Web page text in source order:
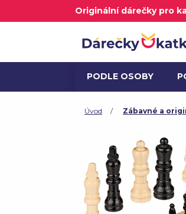
Originální dárečky pro
PODLE OSOBY
ALKOHOL A DÁRKOVÉ
Úvod Zábavné a